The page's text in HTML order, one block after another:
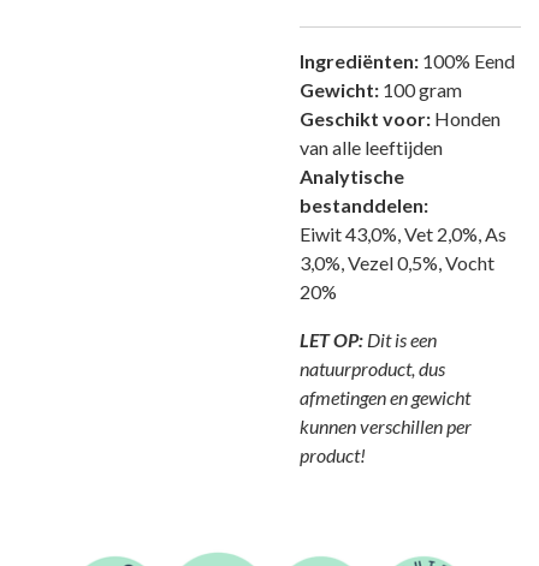
Ingrediënten: 100% Eend
Gewicht: 100 gram
Geschikt voor: Honden
van alle leeftijden
Analytische
bestanddelen:
Eiwit 43,0%, Vet 2,0%, As
3,0%, Vezel 0,5%, Vocht
20%
LET OP: Dit is een
natuurproduct, dus
afmetingen en gewicht
kunnen verschillen per
product!